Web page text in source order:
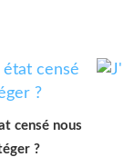
censé nous
?